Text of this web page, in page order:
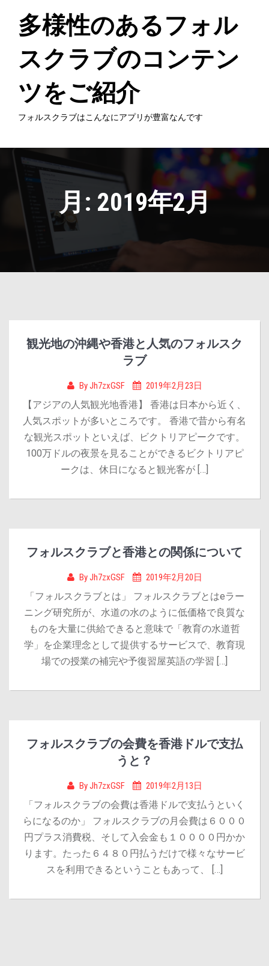
content多様性のあるフォル
スクラブのコンテン
ツをご紹介
フォルスクラブはこんなにアプリが豊富なんです
月: 2019年2月
観光地の沖縄や香港と人気のフォルスク
ラブ
ByJh7zxGSF 2019年2月23日
【アジアの人気観光地香港】 香港は日本から近く、
人気スポットが多いところです。 香港で昔から有名
な観光スポットといえば、ビクトリアピークです。
100万ドルの夜景を見ることができるビクトリアピ
ークは、休日になると観光客が […]
フォルスクラブと香港との関係について
ByJh7zxGSF 2019年2月20日
「フォルスクラブとは」 フォルスクラブとはeラー
ニング研究所が、水道の水のように低価格で良質な
ものを大量に供給できると意味で「教育の水道哲
学」を企業理念として提供するサービスで、教育現
場での授業の補完や予復習屋英語の学習 […]
フォルスクラブの会費を香港ドルで支払
うと？
ByJh7zxGSF 2019年2月13日
「フォルスクラブの会費は香港ドルで支払うといく
らになるのか」 フォルスクラブの月会費は６０００
円プラス消費税、そして入会金も１００００円かか
ります。たった６４８０円払うだけで様々なサービ
スを利用できるということもあって、 […]